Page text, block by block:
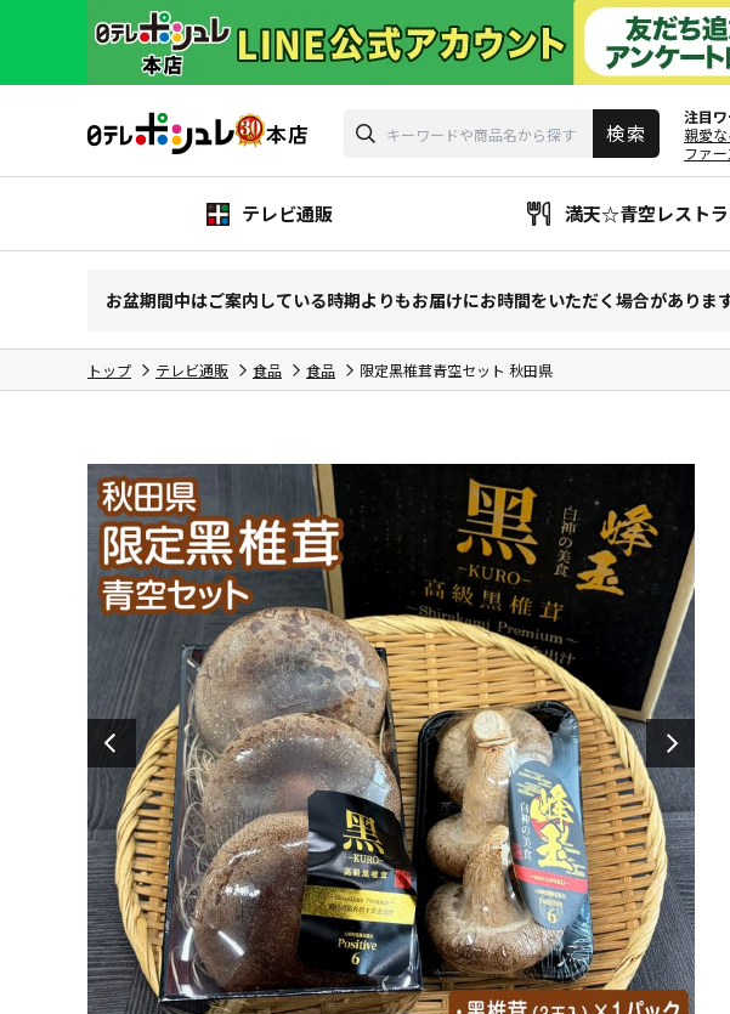
注目
親愛
ファ
テレビ通販 満天☆青空レスト
お盆期間中はご案内している時期よりもお届けにお時間をいただく場合がありま
トップ テレビ通販 食品 食品 限定黑椎茸青空セット 秋田県